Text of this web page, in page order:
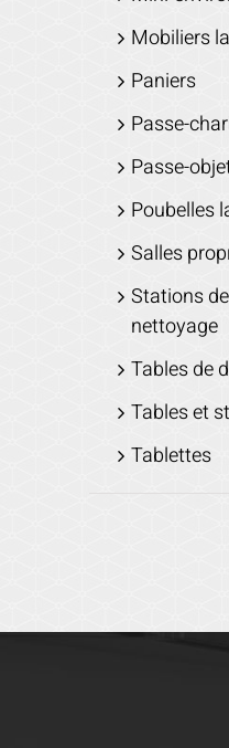
Mobiliers
Paniers
Passe-
Passe-
Poubelles
Salles
Stations
nettoyage
Tables de
Tables et
Tablettes